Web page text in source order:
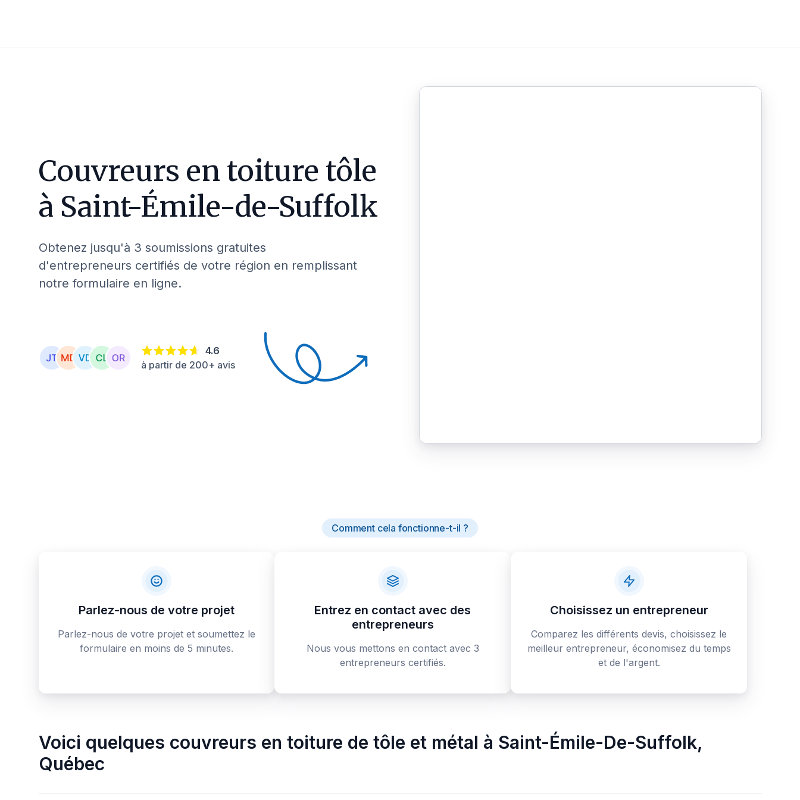
Couvreurs en toiture tôle
à Saint-Émile-de-Suffolk
Obtenez jusqu'à 3 soumissions gratuites
d'entrepreneurs certifiés de votre région en remplissant
notre formulaire en ligne.
4.6
à partir de 200+ avis
Comment cela fonctionne-t-il ?
Parlez-nous de votre projet
Parlez-nous de votre projet et soumettez le
formulaire en moins de 5 minutes.
Entrez en contact avec des
entrepreneurs
Nous vous mettons en contact avec 3
entrepreneurs certifiés.
Choisissez un entrepreneur
Comparez les différents devis, choisissez le
meilleur entrepreneur, économisez du temps
et de l'argent.
Voici quelques couvreurs en toiture de tôle et métal à Saint-Émile-De-Suffolk,
Québec